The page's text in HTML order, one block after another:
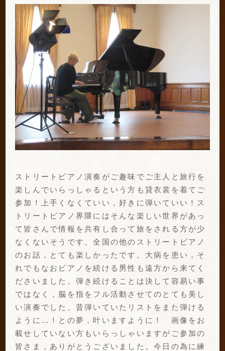
ストリートピアノ演奏がご趣味でご主人と旅行を
楽しんでいらっしゃるという方も貸衣裳を着てご
参加！上手くなくていい，好きに弾いていい！ス
トリートピアノ界隈にはそんな楽しい世界があっ
て皆さんで情報を共有し合って旅をされる方が少
なくないそうです。全国の他のストリートピアノ
のお話，とても楽しかったです。大病を患い，そ
れでもなおピアノを続ける男性も遠方から来てく
ださいました。弾き続けることは決して容易い事
ではなく，脳を指をフル活動させてのとても美し
い演奏でした。昔弾いていたリストをまた弾ける
ように…！との夢，叶いますように！ 画像をお
載せしていない方もいらっしゃいますがご参加の
皆さま，ありがとうございました。今日の為に練